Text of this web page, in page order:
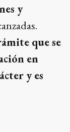
y
que se
en
y es